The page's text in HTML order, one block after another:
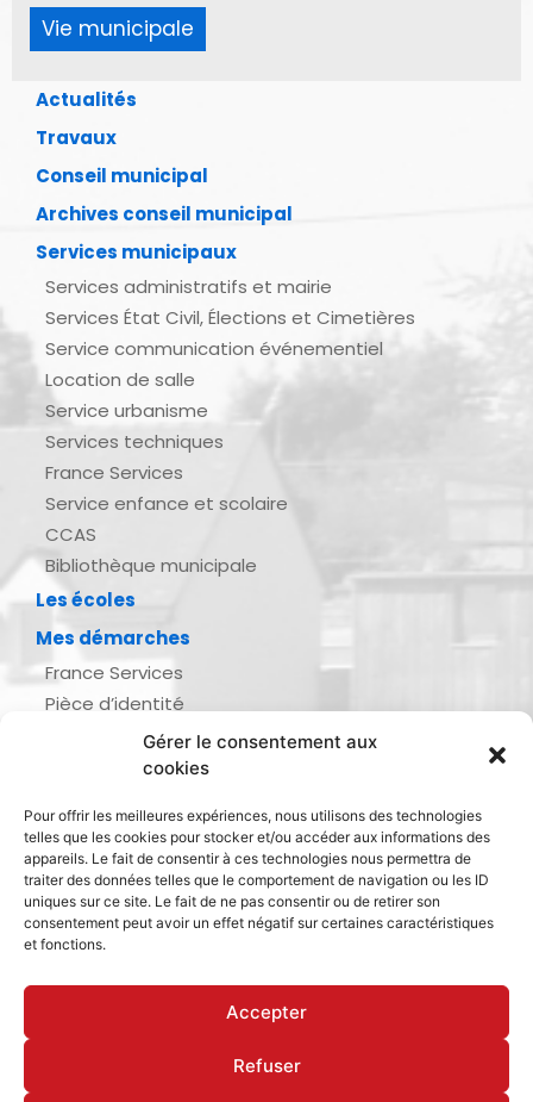
Gérer le consentement aux
cookies
Pour offrir les meilleures expériences, nous utilisons des technologies
telles que les cookies pour stocker et/ou accéder aux informations des
appareils. Le fait de consentir à ces technologies nous permettra de
traiter des données telles que le comportement de navigation ou les ID
uniques sur ce site. Le fait de ne pas consentir ou de retirer son
consentement peut avoir un effet négatif sur certaines caractéristiques
et fonctions.
Accepter
Refuser
Vie municipale
Actualités
Travaux
Conseil municipal
Archives conseil municipal
Services municipaux
Services administratifs et mairie
Services État Civil, Élections et Cimetières
Service communication événementiel
Location de salle
Service urbanisme
Services techniques
France Services
Service enfance et scolaire
CCAS
Bibliothèque municipale
Les écoles
Mes démarches
France Services
Pièce d’identité
Demande d’actes d’état civil
Inscription listes électorales
Recensement militaire
Le journal de ma ville
Gestion des déchets
Mentions légales & politique de confidentialité